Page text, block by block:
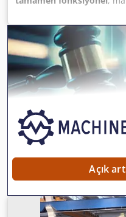
10.000 dev/dak, torna
2008 yılında yeni Iemca
donatılmış - talaş
Arwuepfx Ablekr
Açık